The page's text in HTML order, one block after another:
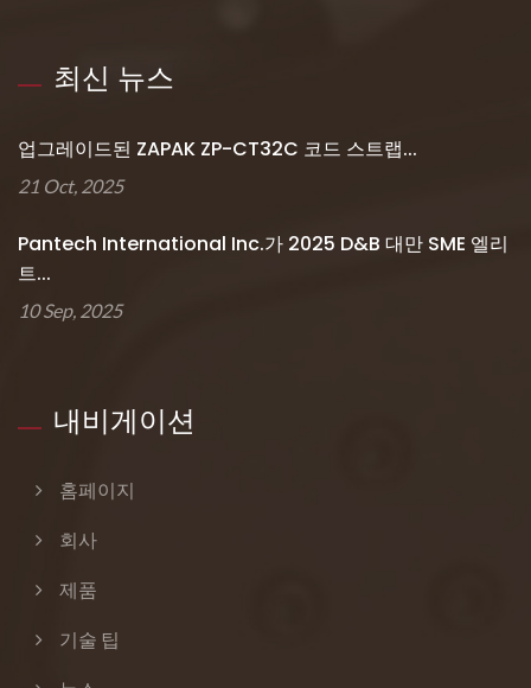
최신 뉴스
업그레이드된 ZAPAK ZP-CT32C 코드 스트랩...
21 Oct, 2025
Pantech International Inc.가 2025 D&B 대만 SME 엘리
트...
10 Sep, 2025
내비게이션
홈페이지
회사
제품
기술 팁